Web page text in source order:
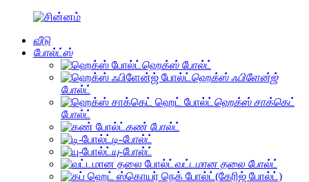
வீடு
போல்ட்ஸ்
ஹெக்ஸ் போல்ட்
ஹெக்ஸ் ஃபிளேன்ஜ்
போல்ட்
ஹெக்ஸ் சாக்கெட்
போல்ட்
கண் போல்ட்
டி-போல்ட்
யு-போல்ட்
வட்டமான தலை போல்ட்